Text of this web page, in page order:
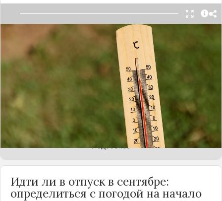
В период аномальной жары причиной пожара в
квартире могут оказаться самые безобидные
предметы - лак для волос, дезодорант, сухой
шампунь, освежитель воздуха или пена для
бритья. Внутри таких баллончиков с аэрозолями
- повышенное давление. Поэтому для них любое
воздействие, механическое или термическое,
представляет потенциальный риск -
предупреждает
Подробнее
Идти ли в отпуск в сентябре:
определиться с погодой на начало